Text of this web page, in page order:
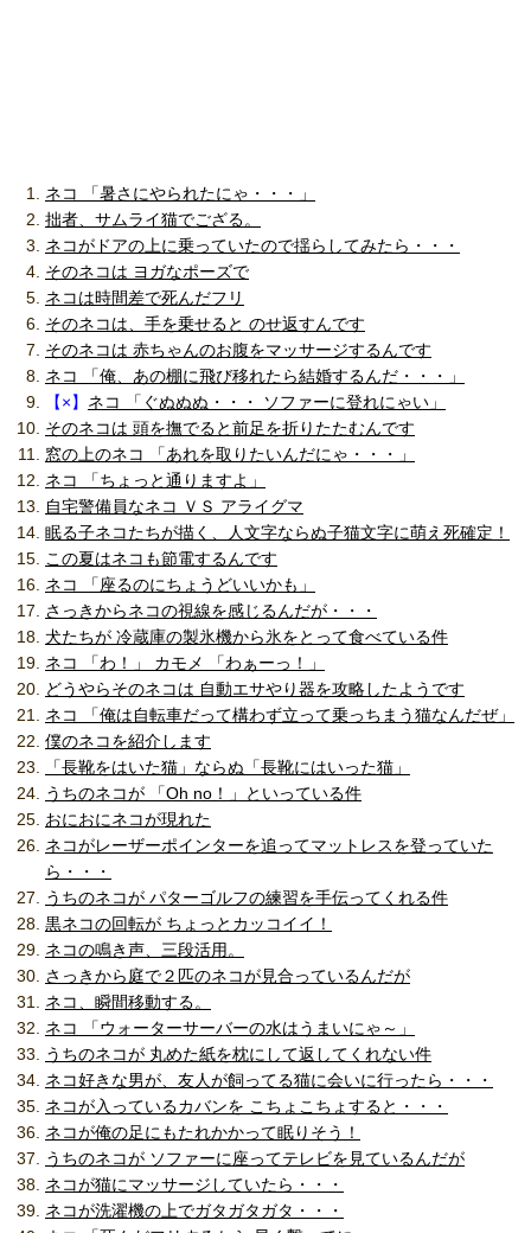
ネコ 「暑さにやられたにゃ・・・」
拙者、サムライ猫でござる。
ネコがドアの上に乗っていたので揺らしてみたら・・・
そのネコは ヨガなポーズで
ネコは時間差で死んだフリ
そのネコは、手を乗せると のせ返すんです
そのネコは 赤ちゃんのお腹をマッサージするんです
ネコ 「俺、あの棚に飛び移れたら結婚するんだ・・・」
【×】 ネコ 「ぐぬぬぬ・・・ ソファーに登れにゃい」
そのネコは 頭を撫でると前足を折りたたむんです
窓の上のネコ 「あれを取りたいんだにゃ・・・」
ネコ 「ちょっと通りますよ」
自宅警備員なネコ ＶＳ アライグマ
眠る子ネコたちが描く、人文字ならぬ子猫文字に萌え死確定！
この夏はネコも節電するんです
ネコ 「座るのにちょうどいいかも」
さっきからネコの視線を感じるんだが・・・
犬たちが 冷蔵庫の製氷機から氷をとって食べている件
ネコ 「わ！」 カモメ 「わぁーっ！」
どうやらそのネコは 自動エサやり器を攻略したようです
ネコ 「俺は自転車だって構わず立って乗っちまう猫なんだぜ」
僕のネコを紹介します
「長靴をはいた猫」ならぬ「長靴にはいった猫」
うちのネコが 「Oh no！」といっている件
おにおにネコが現れた
ネコがレーザーポインターを追ってマットレスを登っていた
ら・・・
うちのネコが パターゴルフの練習を手伝ってくれる件
黒ネコの回転が ちょっとカッコイイ！
ネコの鳴き声、三段活用。
さっきから庭で２匹のネコが見合っているんだが
ネコ、瞬間移動する。
ネコ 「ウォーターサーバーの水はうまいにゃ～」
うちのネコが 丸めた紙を枕にして返してくれない件
ネコ好きな男が、友人が飼ってる猫に会いに行ったら・・・
ネコが入っているカバンを こちょこちょすると・・・
ネコが俺の足にもたれかかって眠りそう！
うちのネコが ソファーに座ってテレビを見ているんだが
ネコが猫にマッサージしていたら・・・
ネコが洗濯機の上でガタガタガタ・・・